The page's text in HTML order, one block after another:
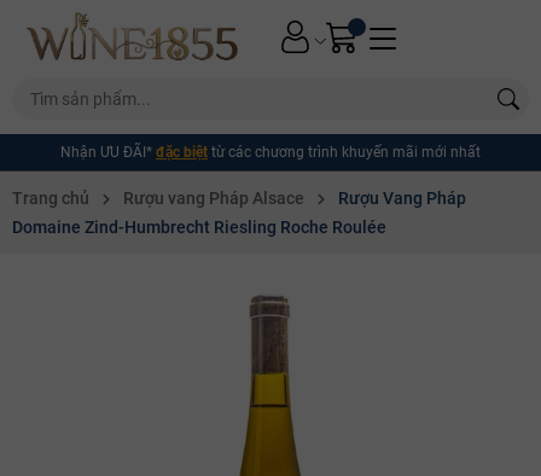
Nhận ƯU ĐÃI* đặc biệt từ các chương trình khuyến mãi mới nhất
Trang chủ Rượu vang Pháp Alsace
Rượu Vang Pháp
Domaine Zind-Humbrecht Riesling Roche Roulée